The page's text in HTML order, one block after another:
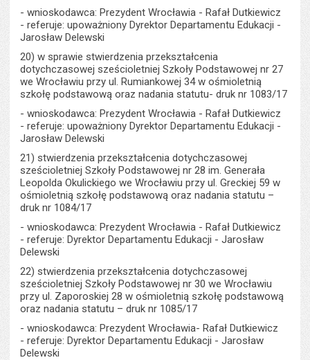
- wnioskodawca: Prezydent Wrocławia - Rafał Dutkiewicz
- referuje: upoważniony Dyrektor Departamentu Edukacji -
Jarosław Delewski
20) w sprawie stwierdzenia przekształcenia
dotychczasowej sześcioletniej Szkoły Podstawowej nr 27
we Wrocławiu przy ul. Rumiankowej 34 w ośmioletnią
szkołę podstawową oraz nadania statutu- druk nr 1083/17
- wnioskodawca: Prezydent Wrocławia - Rafał Dutkiewicz
- referuje: upoważniony Dyrektor Departamentu Edukacji -
Jarosław Delewski
21) stwierdzenia przekształcenia dotychczasowej
sześcioletniej Szkoły Podstawowej nr 28 im. Generała
Leopolda Okulickiego we Wrocławiu przy ul. Greckiej 59 w
ośmioletnią szkołę podstawową oraz nadania statutu –
druk nr 1084/17
- wnioskodawca: Prezydent Wrocławia - Rafał Dutkiewicz
- referuje: Dyrektor Departamentu Edukacji - Jarosław
Delewski
22) stwierdzenia przekształcenia dotychczasowej
sześcioletniej Szkoły Podstawowej nr 30 we Wrocławiu
przy ul. Zaporoskiej 28 w ośmioletnią szkołę podstawową
oraz nadania statutu – druk nr 1085/17
- wnioskodawca: Prezydent Wrocławia- Rafał Dutkiewicz
- referuje: Dyrektor Departamentu Edukacji - Jarosław
Delewski